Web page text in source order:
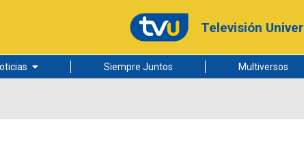
Televisión
Siempre Juntos Multiversos